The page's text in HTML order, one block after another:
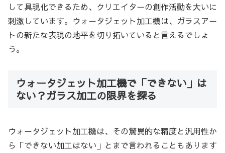
して具現化できるため、クリエイターの創作活動を大いに
刺激しています。ウォータジェット加工機は、ガラスアー
トの新たな表現の地平を切り拓いていると言えるでしょ
う。
ウォータジェット加工機で「できない」は
ない？ガラス加工の限界を探る
ウォータジェット加工機は、その驚異的な精度と汎用性か
ら「できない加工はない」とまで言われることもあります